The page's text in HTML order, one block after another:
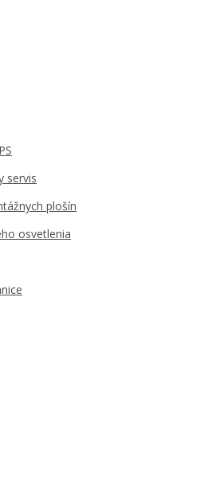
servis
plošín
osvetlenia